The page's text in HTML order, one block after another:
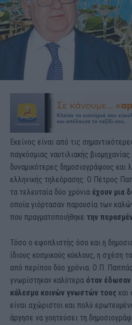
Εκείνος είναι από τις
παγκόσμιας ναυτιλιακής
δυναμικότερες δημοσιογράφους και
ελληνικής τηλεόρασης. Ο Πέτρος
τα τελευταία δύο χρόνια έχουν μια
οποία γιόρτασαν παρουσία των
που πραγματοποιήθηκε την
Τόσο ο εφοπλιστής όσο και η
ίδιους κοσμικούς κύκλους, η σχέση
από περίπου δύο χρόνια. Ο Π.
γνωρίστηκαν καλύτερα όταν
κάλεσμα κοινών γνωστών τους και
είναι αχώριστοι και πολύ
άργησε να γοητεύσει τη